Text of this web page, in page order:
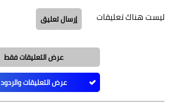
ليست هناك تعليقات إرسال تعليق
عرض التعليقات فقط
عرض التعليقات والردود